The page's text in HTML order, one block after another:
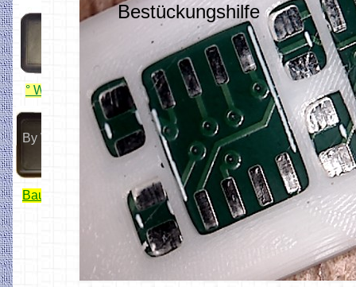
° WiFi ESP32 Lok Fahrregler
By Wiltfried
Bauanleitung von Wiltfried
Hobbyprog
Bestückungshilfe